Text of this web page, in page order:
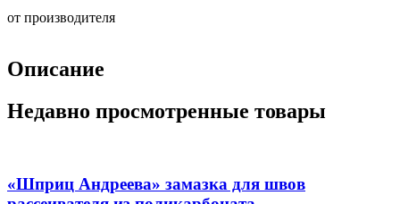
от производителя
Описание
Недавно просмотренные товары
«Шприц Андреева» замазка для швов